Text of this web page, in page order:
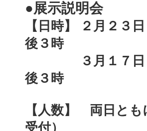
●展示説明会
【日時】 ２月２３
後３時
３月１７日（
後３時
【人数】 両日とも
受付）